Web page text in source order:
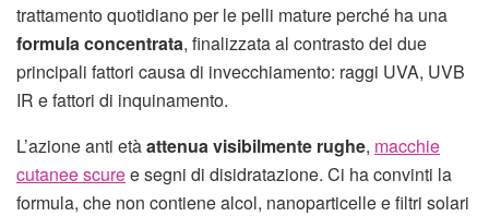
trattamento quotidiano per le pelli mature perché ha una
formula concentrata, finalizzata al contrasto dei due
principali fattori causa di invecchiamento: raggi UVA, UVB
IR e fattori di inquinamento.
L’azione anti etàattenua visibilmente rughe, macchie
cutanee scuree segni di disidratazione. Ci ha convinti la
formula, che non contiene alcol, nanoparticelle e filtri solari